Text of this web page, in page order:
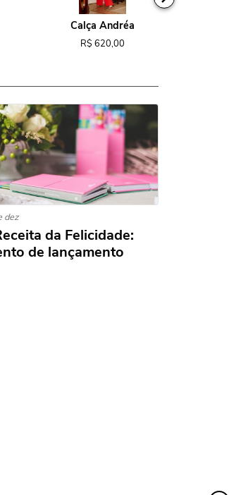
Calça Andréa
R$ 620,00
dez
da Felicidade:
de lançamento